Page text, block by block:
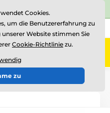
auf
+43 676 361 37 22
0
Cookies.
um die Benutzererfahrung zu
Website stimmen Sie
Cookie-Richtlinie zu.
zu